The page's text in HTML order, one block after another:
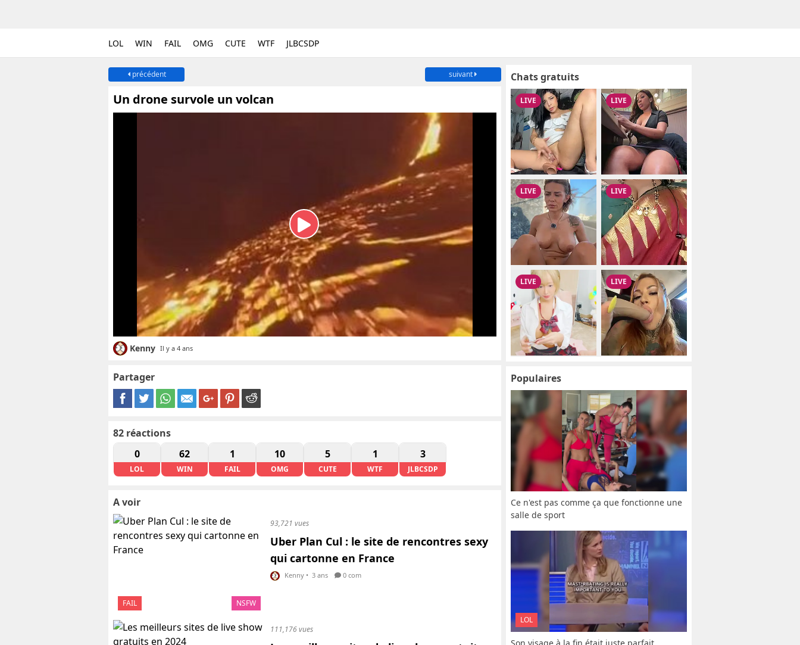
LOL WIN FAIL OMG CUTE WTF JLBCSDP
précédent suivant
Un drone survole un volcan
Kenny Il y a 4 ans
Partager
82 réactions
0
LOL
62
WIN
1
FAIL
10
OMG
5
CUTE
1
WTF
3
JLBCSDP
A voir
FAIL NSFW
93,721 vues
Uber Plan Cul : le site de rencontres sexy
qui cartonne en France
Kenny • 3 ans 0 com
111,176 vues
Chats gratuits
Populaires
Ce n'est pas comme ça que fonctionne une
salle de sport
LOL